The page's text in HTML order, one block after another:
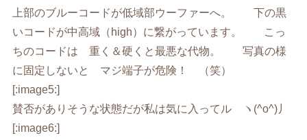
上部のブルーコードが低域部ウーファーへ。 下の黒
いコードが中高域（high）に繋がっています。 こっ
ちのコードは 重く＆硬くと最悪な代物。 写真の様
に固定しないと マジ端子が危険！ （笑）
[:image5:]
賛否がありそうな状態だが私は気に入ってル ヽ(^o^)丿
[:image6:]